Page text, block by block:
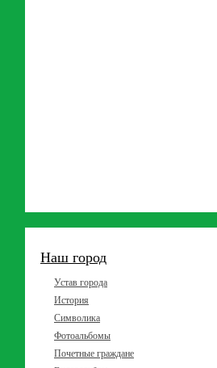
Наш город
Устав города
История
Символика
Фотоальбомы
Почетные граждане